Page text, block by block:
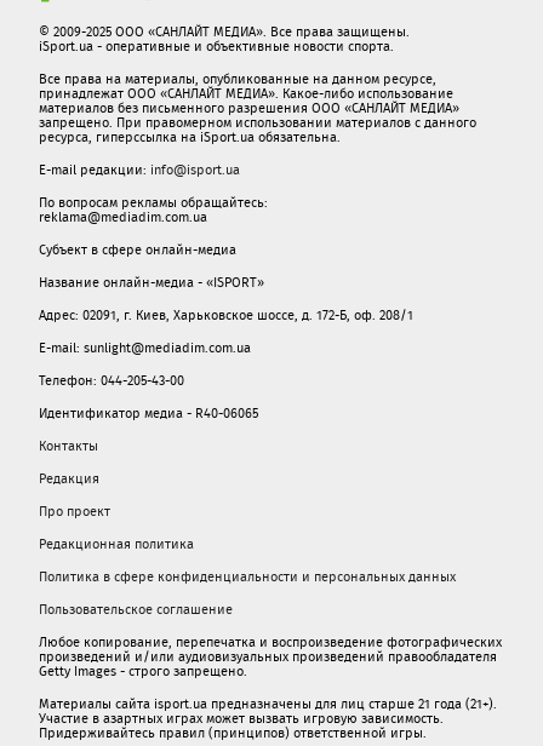
© 2009-2025 ООО «САНЛАЙТ МЕДИА». Все права защищены.
iSport.ua - оперативные и объективные новости спорта.
Все права на материалы, опубликованные на данном ресурсе,
принадлежат ООО «САНЛАЙТ МЕДИА». Какое-либо использование
материалов без письменного разрешения ООО «САНЛАЙТ МЕДИА»
запрещено. При правомерном использовании материалов с данного
ресурса, гиперссылка на iSport.ua обязательна.
E-mail редакции: info@isport.ua
По вопросам рекламы обращайтесь:
reklama@mediadim.com.ua
Субъект в сфере онлайн-медиа
Название онлайн-медиа - «ISPORT»
Адрес: 02091, г. Киев, Харьковское шоссе, д. 172-Б, оф. 208/1
E-mail: sunlight@mediadim.com.ua
Телефон: 044-205-43-00
Идентификатор медиа - R40-06065
Контакты
Редакция
Про проект
Редакционная политика
Политика в сфере конфиденциальности и персональных данных
Пользовательское соглашение
Любое копирование, перепечатка и воспроизведение фотографических
произведений и/или аудиовизуальных произведений правообладателя
Getty Images - строго запрещено.
Материалы сайта isport.ua предназначены для лиц старше 21 года (21+).
Участие в азартных играх может вызвать игровую зависимость.
Придерживайтесь правил (принципов) ответственной игры.